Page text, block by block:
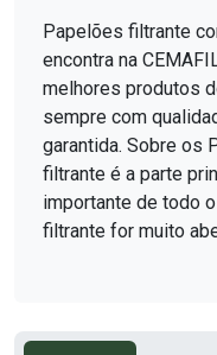
Papelões filtrante
encontra na
melhores produtos
sempre com
garantida. Sobre os
filtrante é a parte
importante de todo
filtrante for muito